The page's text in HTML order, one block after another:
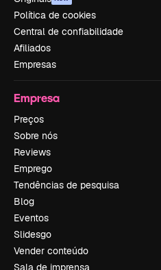
Política de cookies
Central de confiabilidade
Afiliados
Empresas
Empresa
Preços
Sobre nós
Reviews
Emprego
Tendências de pesquisa
Blog
Eventos
Slidesgo
Vender conteúdo
Sala de imprensa